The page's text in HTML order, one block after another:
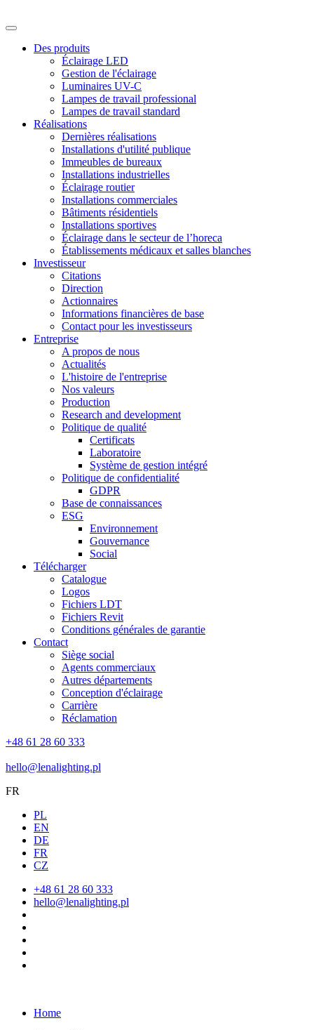
Des produits
Éclairage LED
Gestion de l'éclairage
Luminaires UV-C
Lampes de travail professional
Lampes de travail standard
Réalisations
Dernières réalisations
Installations d'utilité publique
Immeubles de bureaux
Installations industrielles
Éclairage routier
Installations commerciales
Bâtiments résidentiels
Installations sportives
Éclairage dans le secteur de l’horeca
Établissements médicaux et salles blanches
Investisseur
Citations
Direction
Actionnaires
Informations financières de base
Contact pour les investisseurs
Entreprise
A propos de nous
Actualités
L'histoire de l'entreprise
Nos valeurs
Production
Research and development
Politique de qualité
Certificats
Laboratoire
Système de gestion intégré
Politique de confidentialité
GDPR
Base de connaissances
ESG
Environnement
Gouvernance
Social
Télécharger
Catalogue
Logos
Fichiers LDT
Fichiers Revit
Conditions générales de garantie
Contact
Siège social
Agents commerciaux
Autres départements
Conception d'éclairage
Carrière
Réclamation
+48 61 28 60 333
hello@lenalighting.pl
FR
PL
EN
DE
FR
CZ
+48 61 28 60 333
hello@lenalighting.pl
Home